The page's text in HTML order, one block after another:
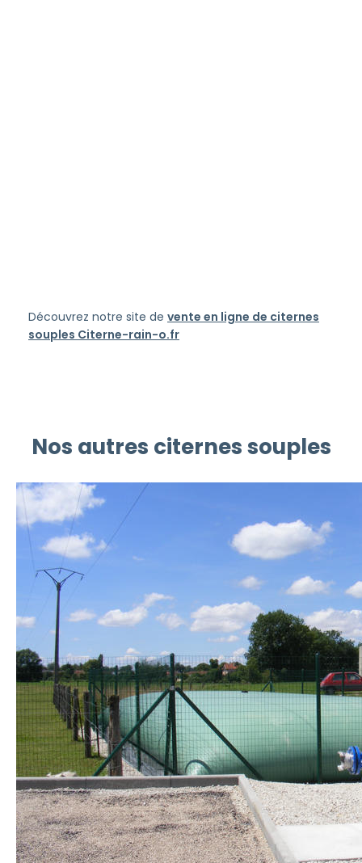
Découvrez notre site de vente en ligne de citernes
souples Citerne-rain-o.fr
Nos autres citernes souples